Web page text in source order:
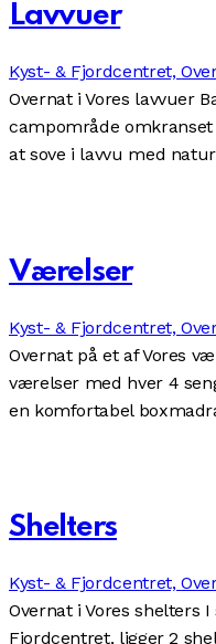
Lavvuer
Kyst- & Fjordcentret,
Overnat i Vores lavvuer
campområde
at sove i lavvu med
Værelser
Kyst- & Fjordcentret,
Overnat på et af Vores
værelser med hver 4
en komfortabel
Shelters
Kyst- & Fjordcentret,
Overnat i Vores shelters
Fjordcentret, ligger 2